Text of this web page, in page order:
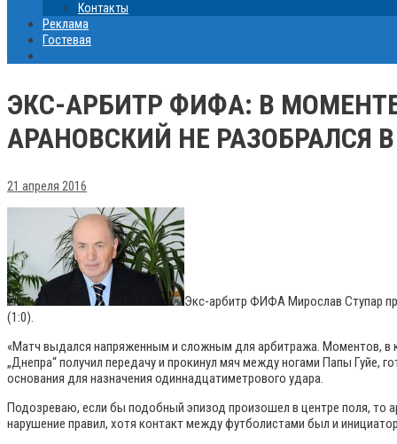
Контакты
Реклама
Гостевая
ЭКС-АРБИТР ФИФА: В
АРАНОВСКИЙ НЕ РАЗОБРАЛСЯ
21 апреля 2016
Экс-арбитр ФИФА Мирослав Ступар
(1:0).
«Матч выдался напряженным и сложным для арбитража. Моментов, в
„Днепра“ получил передачу и прокинул мяч между ногами Папы Гуйе,
основания для назначения одиннадцатиметрового удара.
Подозреваю, если бы подобный эпизод произошел в центре поля, то
нарушение правил, хотя контакт между футболистами был и